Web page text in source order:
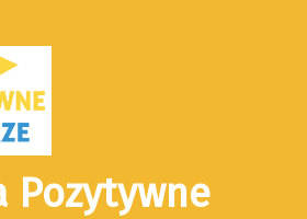
Pozytywne